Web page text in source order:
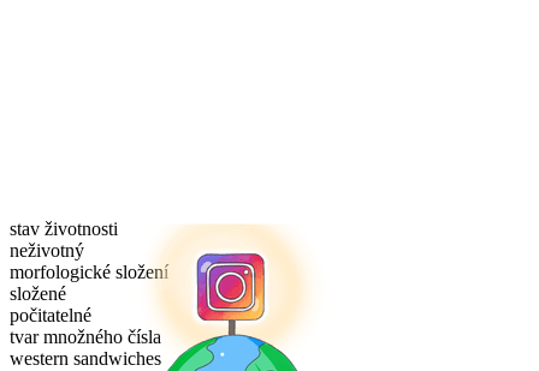
stav životnosti
neživotný
morfologické složení
složené
počitatelné
tvar množného čísla
western sandwiches